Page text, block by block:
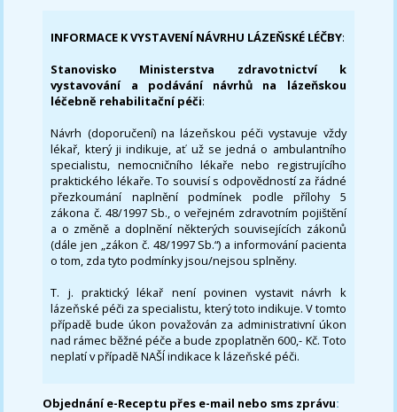
INFORMACE K VYSTAVENÍ NÁVRHU LÁZEŇSKÉ LÉČBY:
Stanovisko Ministerstva zdravotnictví k
vystavování a podávání návrhů na lázeňskou
léčebně rehabilitační péči:
Návrh (doporučení) na lázeňskou péči vystavuje vždy
lékař, který ji indikuje, ať už se jedná o ambulantního
specialistu, nemocničního lékaře nebo registrujícího
praktického lékaře. To souvisí s odpovědností za řádné
přezkoumání naplnění podmínek podle přílohy 5
zákona č. 48/1997 Sb., o veřejném zdravotním pojištění
a o změně a doplnění některých souvisejících zákonů
(dále jen „zákon č. 48/1997 Sb.“) a informování pacienta
o tom, zda tyto podmínky jsou/nejsou splněny.
T. j. praktický lékař není povinen vystavit návrh k
lázeňské péči za specialistu, který toto indikuje. V tomto
případě bude úkon považován za administrativní úkon
nad rámec běžné péče a bude zpoplatněn 600,- Kč. Toto
neplatí v případě NAŠÍ indikace k lázeňské péči.
Objednání e-Receptu přes e-mail nebo sms zprávu: